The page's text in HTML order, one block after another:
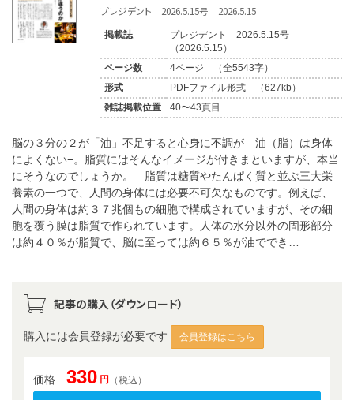
プレジデント 2026.5.15号 2026.5.15
掲載誌
プレジデント 2026.5.15号
（2026.5.15）
ページ数
4ページ （全5543字）
形式
PDFファイル形式 （627kb）
雑誌掲載位置
40〜43頁目
脳の３分の２が「油」不足すると心身に不調が 油（脂）は身体
によくない−。脂質にはそんなイメージが付きまといますが、本当
にそうなのでしょうか。 脂質は糖質やたんぱく質と並ぶ三大栄
養素の一つで、人間の身体には必要不可欠なものです。例えば、
人間の身体は約３７兆個もの細胞で構成されていますが、その細
胞を覆う膜は脂質で作られています。人体の水分以外の固形部分
は約４０％が脂質で、脳に至っては約６５％が油ででき…
記事の購入（ダウンロード）
購入には会員登録が必要です 会員登録はこちら
価格 330 円 （税込）